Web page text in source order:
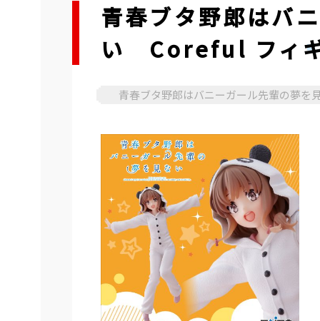
青春ブタ野郎はバ
い Coreful フィ
青春ブタ野郎はバニーガール先輩の夢を